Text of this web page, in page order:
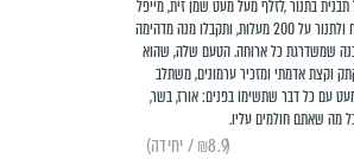
בתנור ,לזלף מעל מעט שמן זית, מייפל
וקצת מלח ולתנור על 200 מעלות, ותקבלו מנה מדהימה
שמשדרגת כל ארוחה. הטעם שלה, שהוא
וקצת אדמתי ומזכיר ערמונים, משתלב
עם כל דבר שתשימו בפנים: אורז, בשר,
מה שאתם חולמים עליו.
(₪8.9 / יחידה)